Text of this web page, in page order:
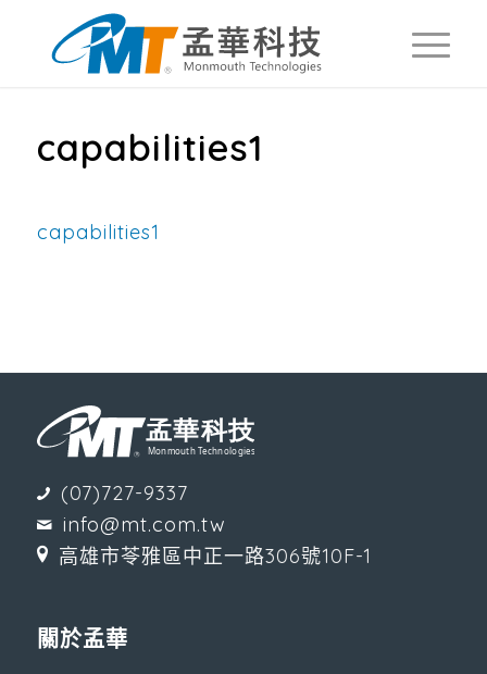
capabilities1
capabilities1
(07)727-9337
info@mt.com.tw
高雄市苓雅區中正一路306號10F-1
關於孟華